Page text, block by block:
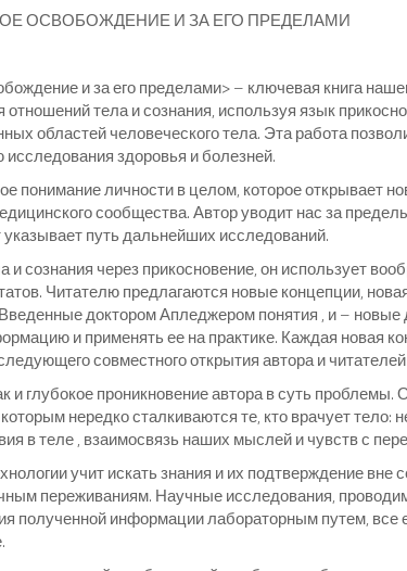
ОСВОБОЖДЕНИЕ И ЗА ЕГО ПРЕДЕЛАМИ
и за его пределами> – ключевая книга
тела и сознания, используя язык
областей человеческого тела. Эта работа
здоровья и болезней.
понимание личности в целом, которое открывает
сообщества. Автор уводит нас за
указывает путь дальнейших исследований.
и сознания через прикосновение, он использует
Читателю предлагаются новые концепции,
доктором Апледжером понятия , и –
и применять ее на практике. Каждая новая
совместного открытия автора и читателей.
и глубокое проникновение автора в суть проблемы.
нередко сталкиваются те, кто врачует тело:
в теле , взаимосвязь наших мыслей и чувств с
учит искать знания и их подтверждение вне
переживаниям. Научные исследования,
полученной информации лабораторным путем,